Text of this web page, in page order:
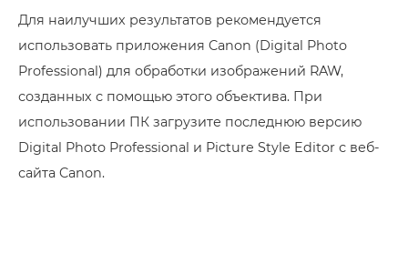
Для наилучших результатов рекомендуется
использовать приложения Canon (Digital Photo
Professional) для обработки изображений RAW,
созданных с помощью этого объектива. При
использовании ПК загрузите последнюю версию
Digital Photo Professional и Picture Style Editor с веб-
сайта Canon.